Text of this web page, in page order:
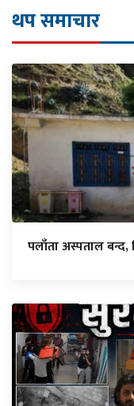
थप समाचार
पलाँता अस्पताल